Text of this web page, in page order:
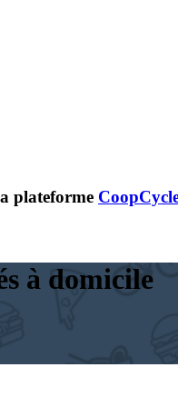
plateforme
à domicile